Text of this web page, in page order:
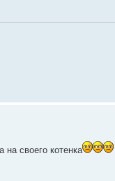
своего котенка